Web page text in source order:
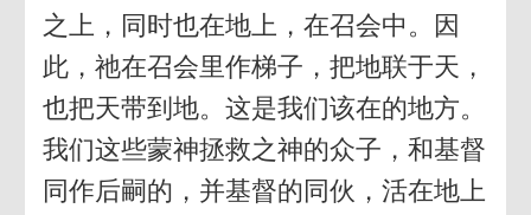
之上，同时也在地上，在召会中。因
此，祂在召会里作梯子，把地联于天，
也把天带到地。这是我们该在的地方。
我们这些蒙神拯救之神的众子，和基督
同作后嗣的，并基督的同伙，活在地上